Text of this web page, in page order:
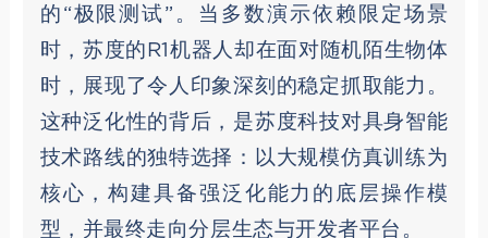
的“极限测试”。当多数演示依赖限定场景
时，苏度的R1机器人却在面对随机陌生物体
时，展现了令人印象深刻的稳定抓取能力。
这种泛化性的背后，是苏度科技对具身智能
技术路线的独特选择：以大规模仿真训练为
核心，构建具备强泛化能力的底层操作模
型，并最终走向分层生态与开发者平台。